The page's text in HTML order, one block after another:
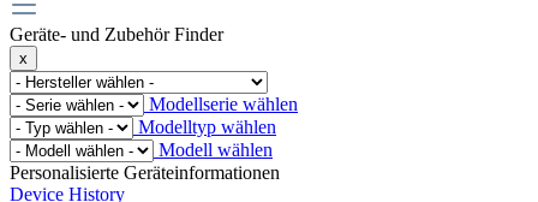
Geräte- und Zubehör Finder
x
Modellserie wählen
Modelltyp wählen
Modell wählen
Personalisierte Geräteinformationen
Device History